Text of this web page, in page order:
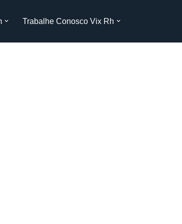
Trabalhe Conosco Vix Rh